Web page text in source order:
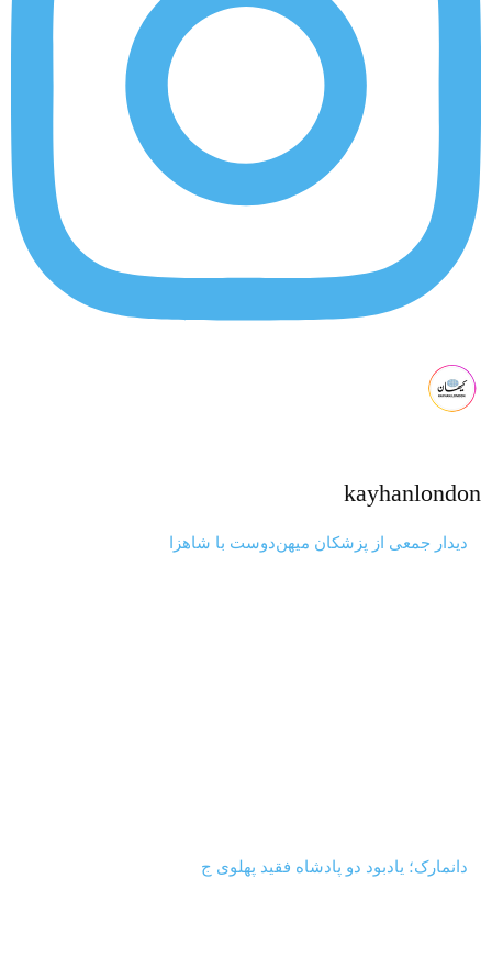
kayhanlondon
‏‏‏ ‏‏ ‏ دیدار جمعی از پزشکان میهن‌‎دوست با شاهزا
‏‏‏ ‏‏ ‏ دانمارک؛ یادبود دو پادشاه فقید پهلوی ج